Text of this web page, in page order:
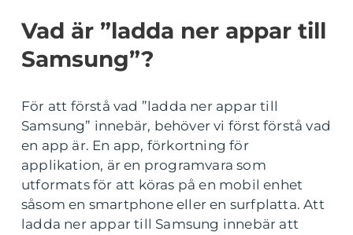
Vad är ”ladda ner appar till
Samsung”?
För att förstå vad ”ladda ner appar till
Samsung” innebär, behöver vi först förstå vad
en app är. En app, förkortning för
applikation, är en programvara som
utformats för att köras på en mobil enhet
såsom en smartphone eller en surfplatta. Att
ladda ner appar till Samsung innebär att